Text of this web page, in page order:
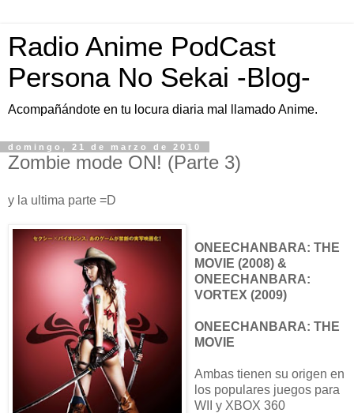
Radio Anime PodCast
Persona No Sekai -Blog-
Acompañándote en tu locura diaria mal llamado Anime.
domingo, 21 de marzo de 2010
Zombie mode ON! (Parte 3)
y la ultima parte =D
ONEECHANBARA: THE
MOVIE (2008) &
ONEECHANBARA:
VORTEX (2009)
ONEECHANBARA: THE
MOVIE
Ambas tienen su origen en
los populares juegos para
WII y XBOX 360